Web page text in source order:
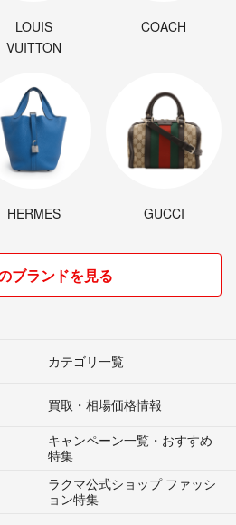
LOUIS
VUITTON
COACH
HERMES GUCCI
ブランドを見る
カテゴリ一覧
買取・相場価格情報
キャンペーン一覧・おすすめ
特集
ラクマ公式ショップ ファッシ
ョン特集